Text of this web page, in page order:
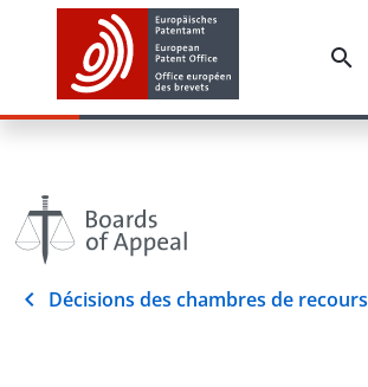
Décisions des chambres de recours